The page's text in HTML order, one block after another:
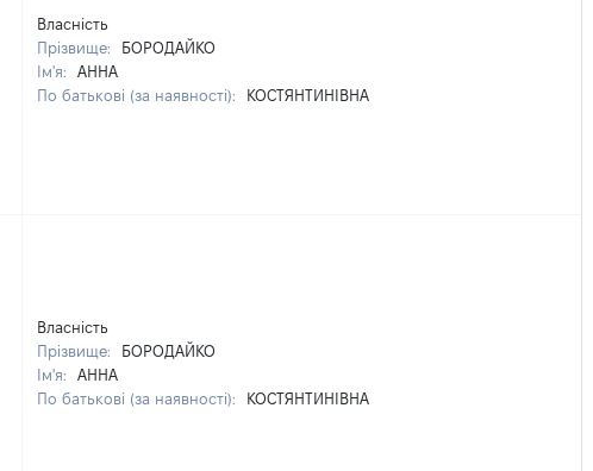
Власність
Прізвище:
БОРОДАЙКО
Ім'я:
АННА
По батькові (за наявності):
КОСТЯНТИНІВНА
Власність
Прізвище:
БОРОДАЙКО
Ім'я:
АННА
По батькові (за наявності):
КОСТЯНТИНІВНА